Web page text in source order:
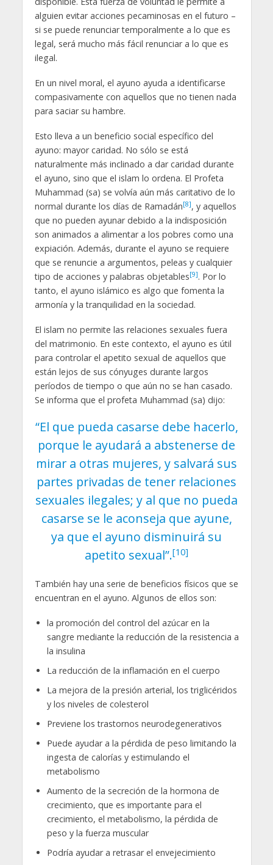
alguien evitar acciones pecaminosas en el futuro –
si se puede renunciar temporalmente a lo que es
legal, será mucho más fácil renunciar a lo que es
ilegal.
En un nivel moral, el ayuno ayuda a identificarse
compasivamente con aquellos que no tienen nada
para saciar su hambre.
Esto lleva a un beneficio social específico del
ayuno: mayor caridad. No sólo se está
naturalmente más inclinado a dar caridad durante
el ayuno, sino que el islam lo ordena. El Profeta
Muhammad (sa) se volvía aún más caritativo de lo
normal durante los días de Ramadán[8], y aquellos
que no pueden ayunar debido a la indisposición
son animados a alimentar a los pobres como una
expiación. Además, durante el ayuno se requiere
que se renuncie a argumentos, peleas y cualquier
tipo de acciones y palabras objetables[9]. Por lo
tanto, el ayuno islámico es algo que fomenta la
armonía y la tranquilidad en la sociedad.
El islam no permite las relaciones sexuales fuera
del matrimonio. En este contexto, el ayuno es útil
para controlar el apetito sexual de aquellos que
están lejos de sus cónyuges durante largos
períodos de tiempo o que aún no se han casado.
Se informa que el profeta Muhammad (sa) dijo:
“El que pueda casarse debe hacerlo,
porque le ayudará a abstenerse de
mirar a otras mujeres, y salvará sus
partes privadas de tener relaciones
sexuales ilegales; y al que no pueda
casarse se le aconseja que ayune,
ya que el ayuno disminuirá su
apetito sexual”.[10]
También hay una serie de beneficios físicos que se
encuentran en el ayuno. Algunos de ellos son:
la promoción del control del azúcar en la
sangre mediante la reducción de la resistencia a
la insulina
La reducción de la inflamación en el cuerpo
La mejora de la presión arterial, los triglicéridos
y los niveles de colesterol
Previene los trastornos neurodegenerativos
Puede ayudar a la pérdida de peso limitando la
ingesta de calorías y estimulando el
metabolismo
Aumento de la secreción de la hormona de
crecimiento, que es importante para el
crecimiento, el metabolismo, la pérdida de
peso y la fuerza muscular
Podría ayudar a retrasar el envejecimiento